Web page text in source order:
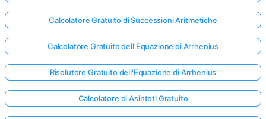
Calcolatore Gratuito di Successioni Aritmetiche
Calcolatore Gratuito dell'Equazione di Arrhenius
Risolutore Gratuito dell'Equazione di Arrhenius
Calcolatore di Asintoti Gratuito